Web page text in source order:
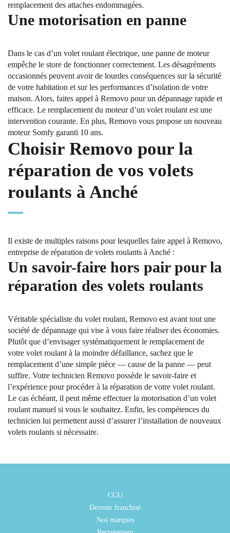
remplacement des attaches endommagées.
Une motorisation en panne
Dans le cas d’un volet roulant électrique, une panne de moteur
empêche le store de fonctionner correctement. Les désagréments
occasionnés peuvent avoir de lourdes conséquences sur la sécurité
de votre habitation et sur les performances d’isolation de votre
maison. Alors, faites appel à Removo pour un dépannage rapide et
efficace. Le remplacement du moteur d’un volet roulant est une
intervention courante. En plus, Removo vous propose un nouveau
moteur Somfy garanti 10 ans.
Choisir Removo pour la
réparation de vos volets
roulants à Anché
Il existe de multiples raisons pour lesquelles faire appel à Removo,
entreprise de réparation de volets roulants à Anché :
Un savoir-faire hors pair pour la
réparation des volets roulants
Véritable spécialiste du volet roulant, Removo est avant tout une
société de dépannage qui vise à vous faire réaliser des économies.
Plutôt que d’envisager systématiquement le remplacement de
votre volet roulant à la moindre défaillance, sachez que le
remplacement d’une simple pièce — cause de la panne — peut
suffire. Votre technicien Removo possède le savoir-faire et
l’expérience pour procéder à la réparation de votre volet roulant.
Le cas échéant, il peut même effectuer la motorisation d’un volet
roulant manuel si vous le souhaitez. Enfin, les compétences du
technicien lui permettent aussi d’assurer l’installation de nouveaux
volets roulants si nécessaire.
CGU
Devenir franchisé
Nos marques